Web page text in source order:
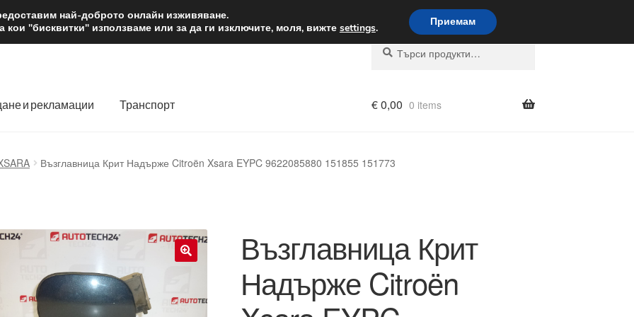
лв. Доставка по целия свят
Търсене
Търсене
и рекламации Транспорт €0,00 0 items
Възглавница Крит Надърже Citroën Xsara EYPC 9622085880 151855 151773
Възглавница Крит
Надърже Citroën
най-доброто онлайн изживяване.
"бисквитки" използваме или за да ги изключите, моля, вижте settings. Приемам